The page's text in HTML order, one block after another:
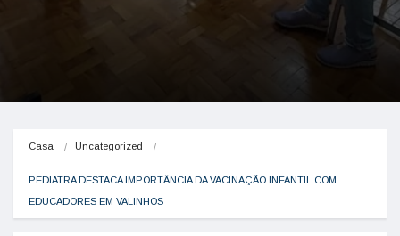
Casa Uncategorized
PEDIATRA DESTACA IMPORTÂNCIA DA VACINAÇÃO INFANTIL COM
EDUCADORES EM VALINHOS